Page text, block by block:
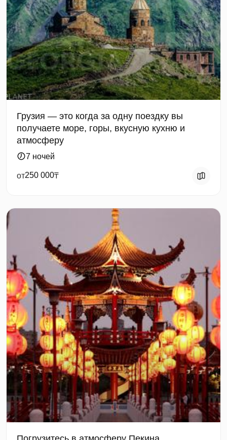
Грузия — это когда за одну поездку вы
получаете море, горы, вкусную кухню и
атмосферу
7 ночей
от250 000₸